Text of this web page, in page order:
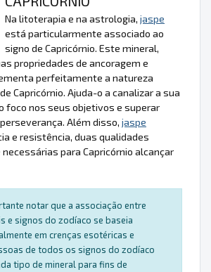
Na litoterapia e na astrologia, jaspe
está particularmente associado ao
signo de Capricórnio. Este mineral,
propriedades de ancoragem e
perfeitamente a natureza
Capricórnio. Ajuda-o a canalizar a sua
foco nos seus objetivos e superar
Além disso, jaspe
e resistência, duas qualidades
para Capricórnio alcançar
notar que a associação entre
e signos do zodíaco se baseia
em crenças esotéricas e
de todos os signos do zodíaco
tipo de mineral para fins de